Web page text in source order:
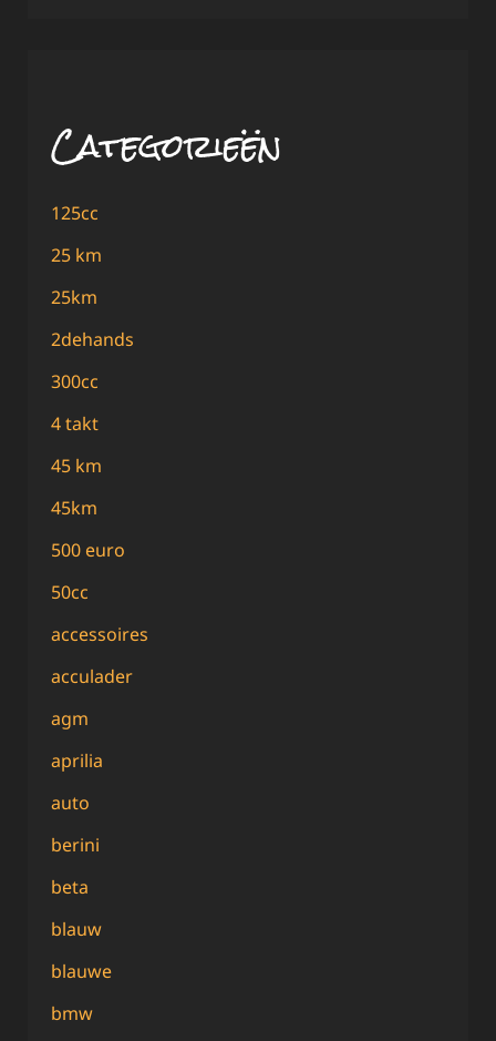
Categorieën
125cc
25 km
25km
2dehands
300cc
4 takt
45 km
45km
500 euro
50cc
accessoires
acculader
agm
aprilia
auto
berini
beta
blauw
blauwe
bmw